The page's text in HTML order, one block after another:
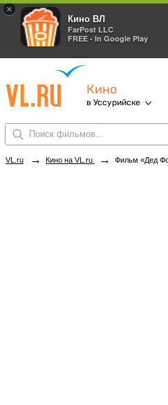
×
Кино ВЛ
FarPost LLC
FREE - In Google Play
Кино
в Уссурийске
VL.ru → Кино на VL.ru → Фильм «Дед